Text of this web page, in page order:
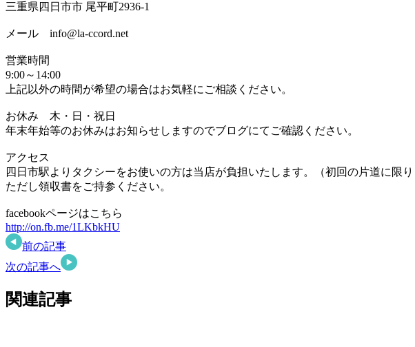
三重県四日市市 尾平町2936-1
メール info@la-ccord.net
営業時間
9:00～14:00
上記以外の時間が希望の場合はお気軽にご相談ください。
お休み 木・日・祝日
年末年始等のお休みはお知らせしますのでブログにてご確認ください。
アクセス
四日市駅よりタクシーをお使いの方は当店が負担いたします。（初回の片道に限り
ただし領収書をご持参ください。
facebookページはこちら
http://on.fb.me/1LKbkHU
前の記事
次の記事へ
関連記事